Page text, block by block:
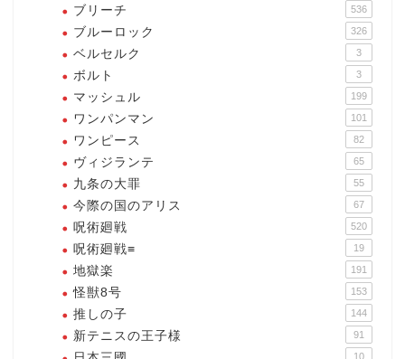
ブリーチ 536
ブルーロック 326
ベルセルク 3
ボルト 3
マッシュル 199
ワンパンマン 101
ワンピース 82
ヴィジランテ 65
九条の大罪 55
今際の国のアリス 67
呪術廻戦 520
呪術廻戦≡ 19
地獄楽 191
怪獣8号 153
推しの子 144
新テニスの王子様 91
10